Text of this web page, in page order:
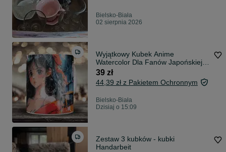
Bielsko-Biała
02 sierpnia 2026
Wyjątkowy Kubek Anime
Watercolor Dla Fanów Japońskiej
Kultury, JDM
39 zł
44,39 zł z Pakietem Ochronnym
Bielsko-Biała
Dzisiaj o 15:09
Zestaw 3 kubków - kubki
Handarbeit